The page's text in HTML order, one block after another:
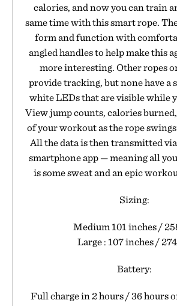
calories, and now you can train
same time with this smart rope.
form and function with
angled handles to help make this
more interesting. Other ropes
provide tracking, but none have a
white LEDs that are visible while
View jump counts, calories
of your workout as the rope
All the data is then transmitted
smartphone app — meaning all
is some sweat and an epic
Sizing:
Medium 101 inches /
Large : 107 inches /
Battery:
Full charge in 2 hours / 36 hours